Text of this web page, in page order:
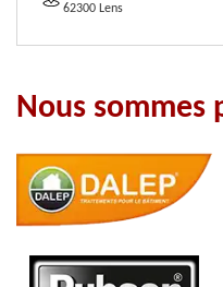
62300 Lens
Nous sommes